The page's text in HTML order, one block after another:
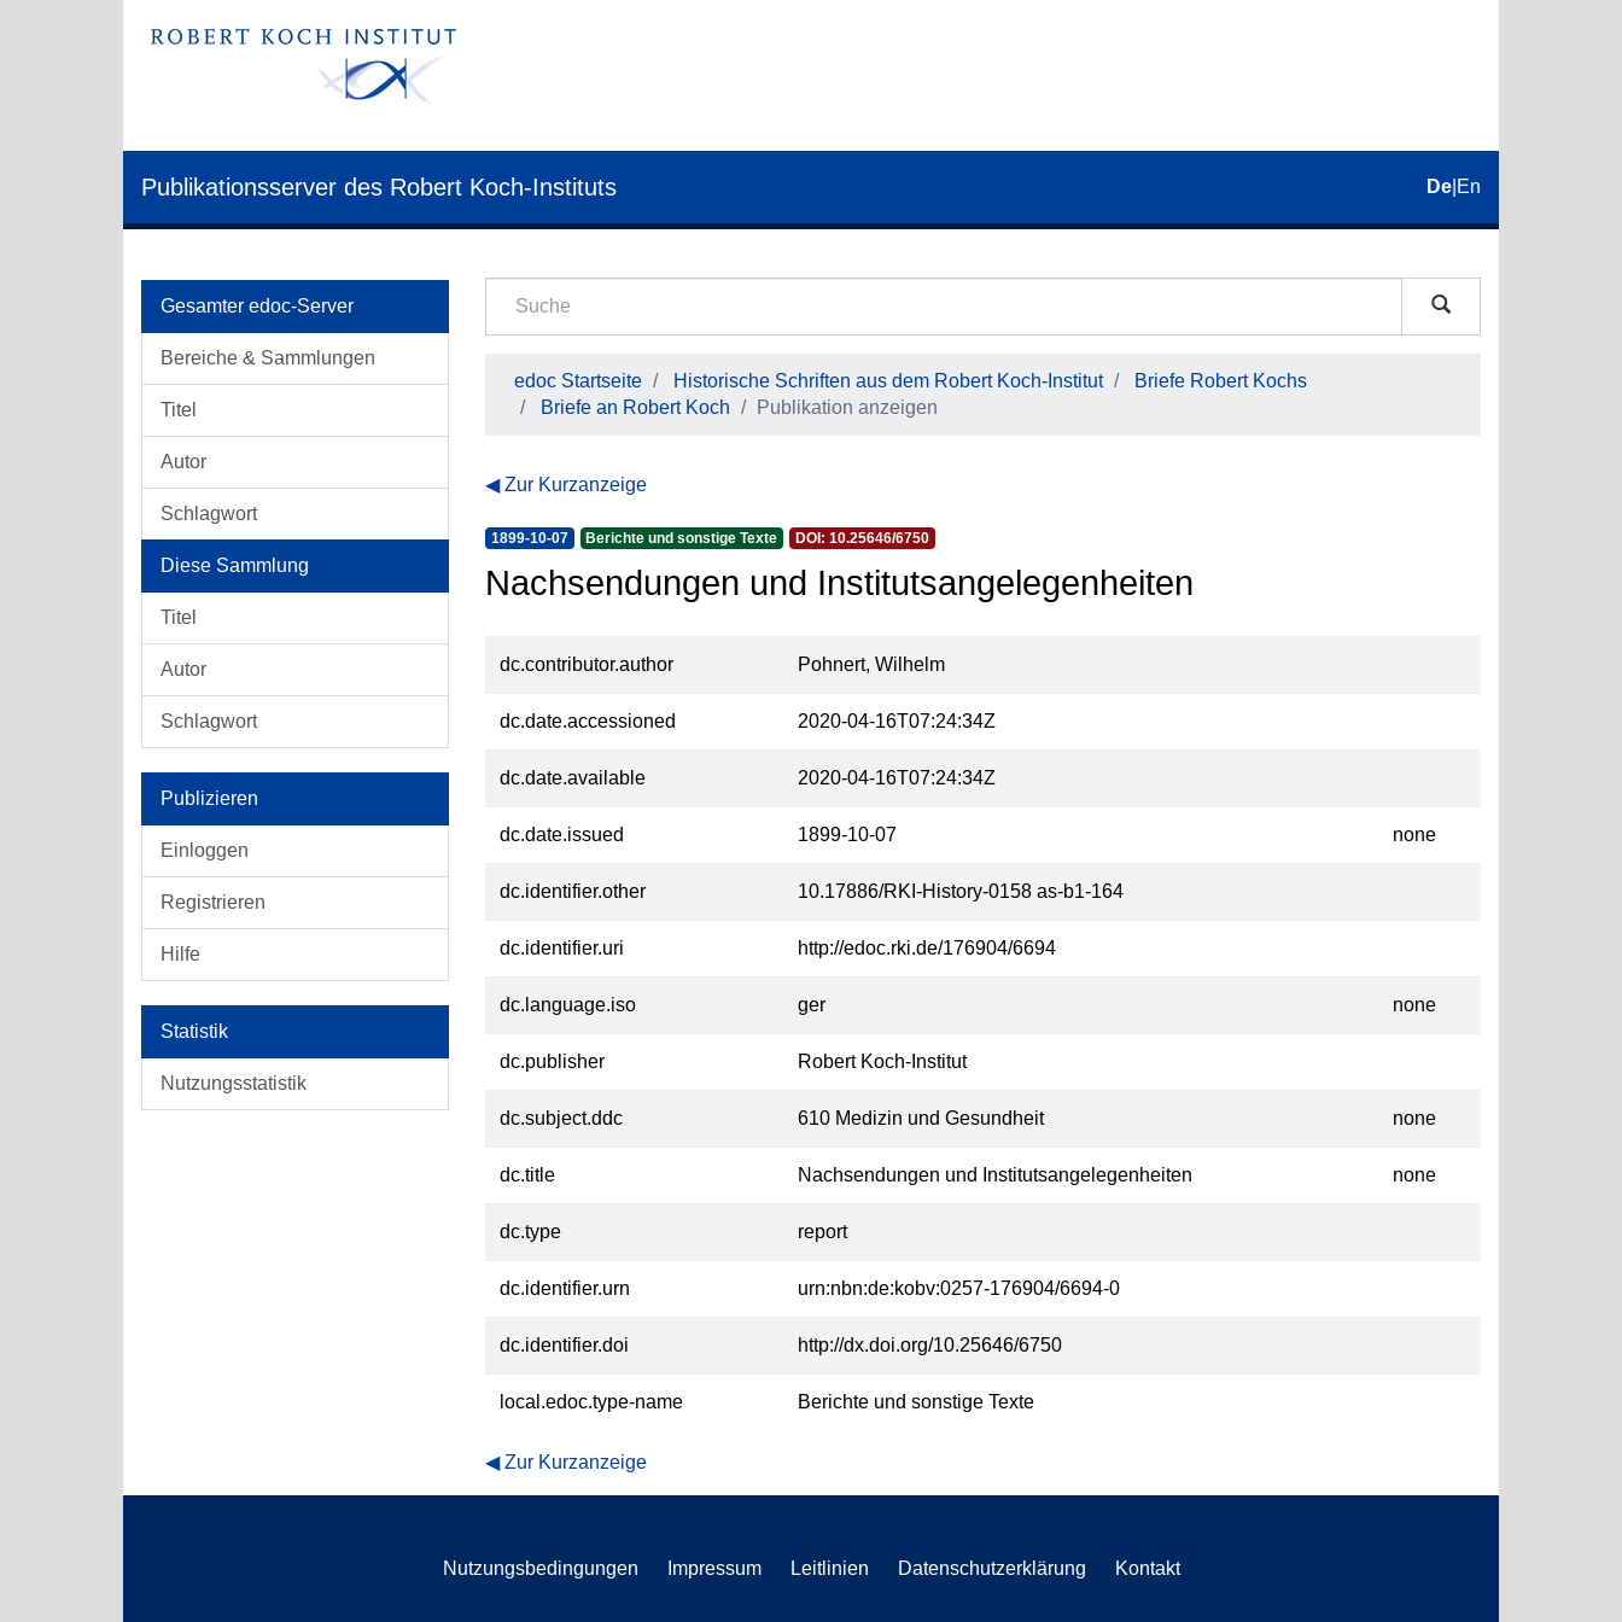
Publikationsserver des Robert Koch-Instituts De En
Gesamter edoc-Server
Bereiche & Sammlungen
Titel
Autor
Schlagwort
Diese Sammlung
Titel
Autor
Schlagwort
Publizieren
Einloggen
Registrieren
Hilfe
Statistik
Nutzungsstatistik
edoc Startseite Historische Schriften aus dem Robert Koch-Institut
Briefe Robert Kochs
Briefe an Robert Koch
Publikation anzeigen
Zur Kurzanzeige
1899-10-07 Berichte und sonstige Texte DOI: 10.25646/6750
Nachsendungen und Institutsangelegenheiten
dc.contributor.author Pohnert, Wilhelm
dc.date.accessioned 2020-04-16T07:24:34Z
dc.date.available 2020-04-16T07:24:34Z
dc.date.issued 1899-10-07 none
dc.identifier.other 10.17886/RKI-History-0158 as-b1-164
dc.identifier.uri http://edoc.rki.de/176904/6694
dc.language.iso ger none
dc.publisher Robert Koch-Institut
dc.subject.ddc 610 Medizin und Gesundheit none
dc.title Nachsendungen und Institutsangelegenheiten none
dc.type report
dc.identifier.urn urn:nbn:de:kobv:0257-176904/6694-0
dc.identifier.doi http://dx.doi.org/10.25646/6750
local.edoc.type-name Berichte und sonstige Texte
Zur Kurzanzeige
Nutzungsbedingungen Impressum Leitlinien Datenschutzerklärung Kontakt